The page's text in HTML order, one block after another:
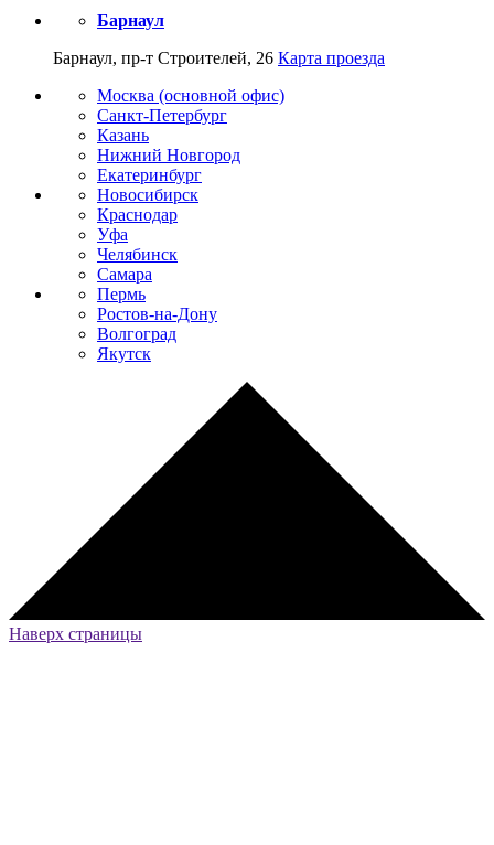
Барнаул
Барнаул, пр-т Строителей, 26 Карта проезда
Москва (основной офис)
Санкт-Петербург
Казань
Нижний Новгород
Екатеринбург
Новосибирск
Краснодар
Уфа
Челябинск
Самара
Пермь
Ростов-на-Дону
Волгоград
Якутск
Наверх страницы